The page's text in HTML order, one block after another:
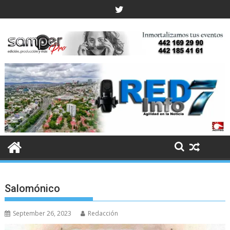
to
Salomónico
September 26, 2023 Redacción